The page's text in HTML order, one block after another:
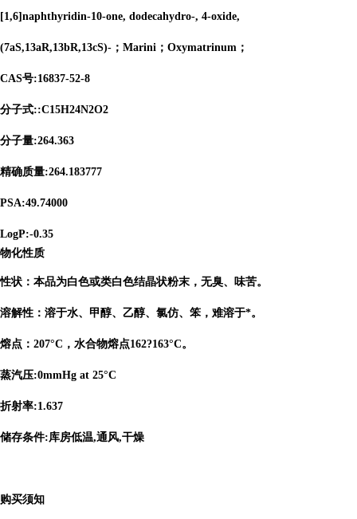
[1,6]naphthyridin-10-one, dodecahydro-, 4-oxide,
(7aS,13aR,13bR,13cS)-；Marini；Oxymatrinum；
CAS号:16837-52-8
分子式::C15H24N2O2
分子量:264.363
精确质量:264.183777
PSA:49.74000
LogP:-0.35
物化性质
性状：本品为白色或类白色结晶状粉末，无臭、味苦。
溶解性：溶于水、甲醇、乙醇、氯仿、笨，难溶于*。
熔点：207°C，水合物熔点162?163°C。
蒸汽压:0mmHg at 25°C
折射率:1.637
储存条件:库房低温,通风,干燥
购买须知